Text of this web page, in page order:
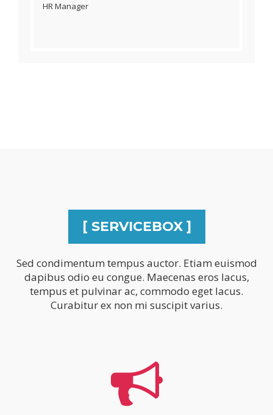
HR Manager
[ SERVICEBOX ]
Sed condimentum tempus auctor. Etiam euismod
dapibus odio eu congue. Maecenas eros lacus,
tempus et pulvinar ac, commodo eget lacus.
Curabitur ex non mi suscipit varius.